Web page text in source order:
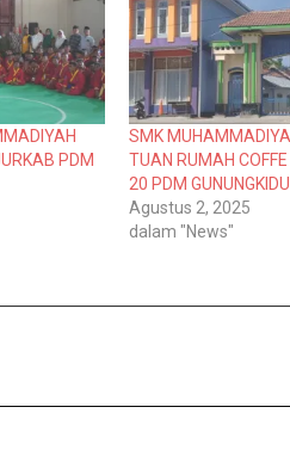
PDM
SMK
TUAN RUMAH COFFE
20 PDM GUNUNGKIDUL
Agustus 2, 2025
dalam "News"